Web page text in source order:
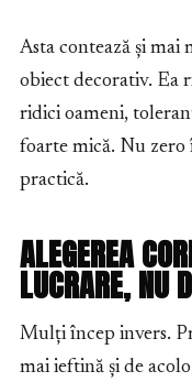
Asta contează și mai
obiect decorativ. Ea
ridici oameni,
foarte mică. Nu zero
practică.
ALEGEREA
LUCRARE, NU
Mulți încep invers.
mai ieftină și de